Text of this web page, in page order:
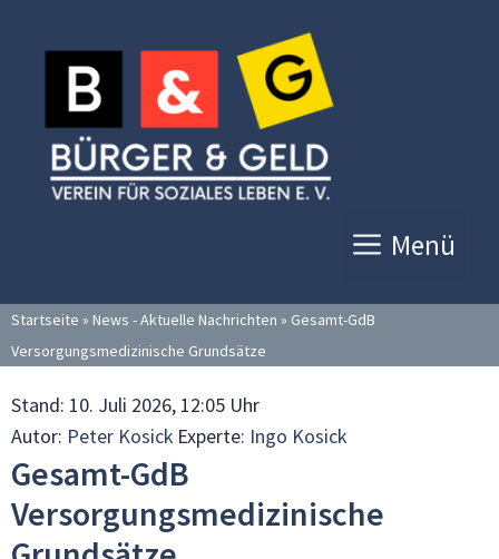
Inhalt
springen
Menü
Startseite » News - Aktuelle Nachrichten » Gesamt-GdB
Versorgungsmedizinische Grundsätze
Stand: 10. Juli 2026, 12:05 Uhr
Autor: Peter Kosick Experte: Ingo Kosick
Gesamt-GdB
Versorgungsmedizinische